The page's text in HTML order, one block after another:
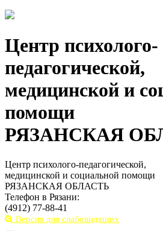
Центр психолого-
педагогической,
медицинской и
помощи
РЯЗАНСКАЯ
Центр психолого-педагогической,
медицинской и социальной помощи
РЯЗАНСКАЯ ОБЛАСТЬ
Телефон в Рязани:
(4912) 77-88-41
Версия для слабовидящих